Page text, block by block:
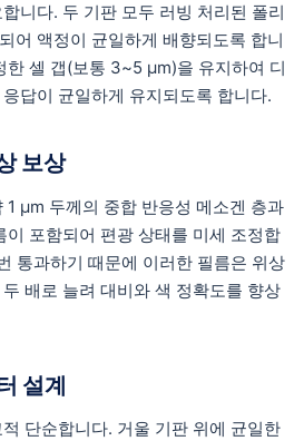
니다. 두 기판 모두 러빙 처리된 폴리
어 액정이 균일하게 배향되도록 합니
한 셀 갭(보통 3~5 µm)을 유지하여 디
답이 균일하게 유지되도록 합니다.
보상
1 µm 두께의 중합 반응성 메소겐 층과
이 포함되어 편광 상태를 미세 조정합
통과하기 때문에 이러한 필름은 위상
배로 늘려 대비와 색 정확도를 향상
설계
단순합니다. 거울 기판 위에 균일한